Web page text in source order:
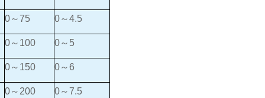
0～75 0～4.5
0～100 0～5
0～150 0～6
0～200 0～7.5